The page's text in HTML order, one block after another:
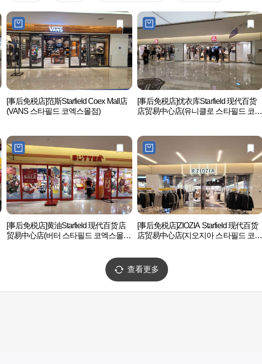
[事后免税店]范斯Starfield Coex Mall店
(VANS 스타필드 코엑스몰점)
[事后免税店]优衣库Starfield 现代百货
店贸易中心店(유니클로 스타필드 코엑
[事后免税店]黄油Starfield 现代百货店
贸易中心店(버터 스타필드 코엑스몰
[事后免税店]ZIOZIA Starfield 现代百货
店贸易中心店(지오지아 스타필드 코엑
查看更多